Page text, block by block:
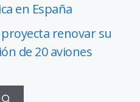
en España
renovar su
de 20 aviones